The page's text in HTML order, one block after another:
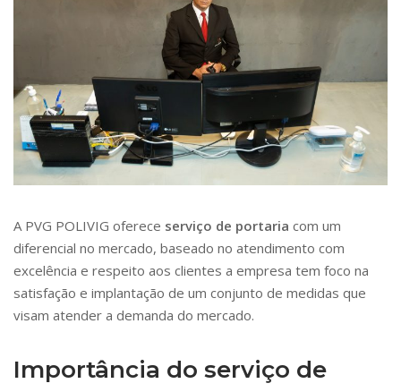
A PVG POLIVIG oferece serviço de portaria com um
diferencial no mercado, baseado no atendimento com
excelência e respeito aos clientes a empresa tem foco na
satisfação e implantação de um conjunto de medidas que
visam atender a demanda do mercado.
Importância do serviço de